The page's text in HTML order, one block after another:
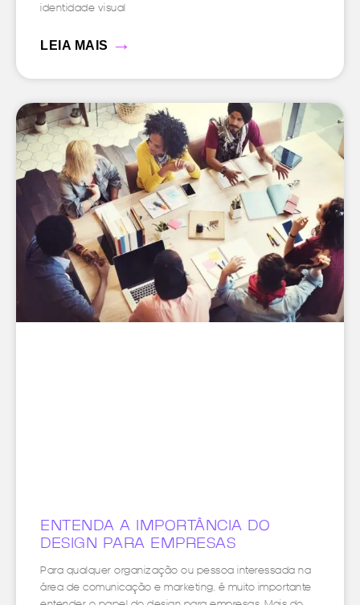
identidade visual
LEIA MAIS →
ENTENDA A IMPORTÂNCIA DO
DESIGN PARA EMPRESAS
Para qualquer organização ou pessoa interessada na
área de comunicação e marketing, é muito importante